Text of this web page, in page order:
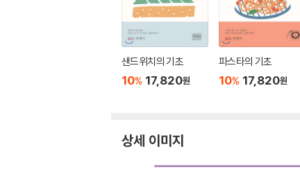
샌드위치의 기초
10% 17,820원
파스타의 기초
10% 17,820원
상세 이미지